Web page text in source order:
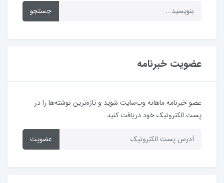
جستجو
عضویت خبرنامه
عضو خبرنامه ماهانه وب‌سایت شوید و تازه‌ترین نوشته‌ها را در
پست الکترونیک خود دریافت کنید.
عضویت